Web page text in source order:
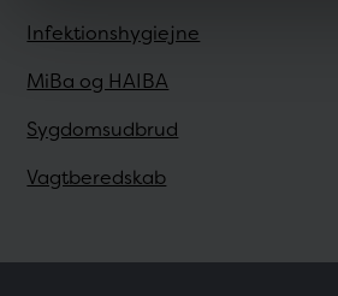
Infektionshygiejne
MiBa og HAIBA
Sygdomsudbrud
Vagtberedskab